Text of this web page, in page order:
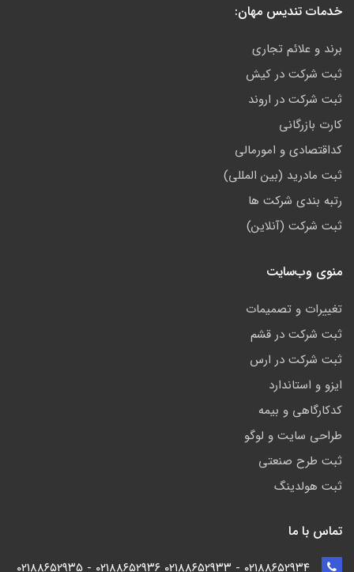
خدمات تندیس مهان:
برند و علائم تجاری
ثبت شرکت در کیش
ثبت شرکت در اروند
کارت بازرگانی
کداقتصادی و امورمالی
ثبت مادرید (بین المللی)
رتبه بندی شرکت ها
ثبت شرکت (آنلاین)
منوی وب‌سایت
تغییرات و تصمیمات
ثبت شرکت در قشم
ثبت شرکت در ارس
ایزو و استاندارد
کدکارگاهی و بیمه
طراحی سایت و لوگو
ثبت طرح صنعتی
ثبت هولدینگ
تماس با ما